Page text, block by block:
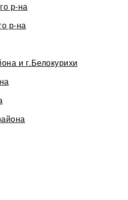
р-на
р-на
и г.Белокурихи